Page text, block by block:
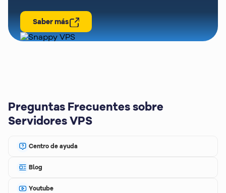
Saber más
Preguntas Frecuentes sobre
Servidores VPS
Centro de ayuda
Blog
Youtube